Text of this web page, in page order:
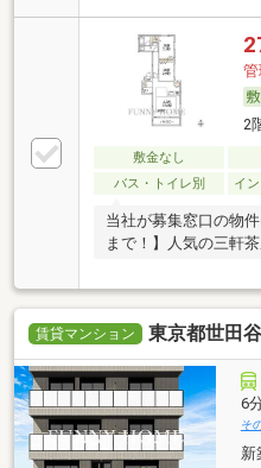
管
2
敷金なし
バス・トイレ別
イ
当社が募集窓口の物
まで！】人気の三軒
賃貸マンション 東京都世田
6
そ
新